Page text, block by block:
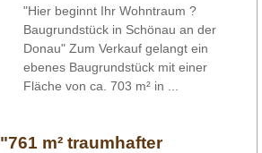
"Hier beginnt Ihr Wohntraum ?
Baugrundstück in Schönau an der
Donau" Zum Verkauf gelangt ein
ebenes Baugrundstück mit einer
Fläche von ca. 703 m² in ...
"761 m² traumhafter